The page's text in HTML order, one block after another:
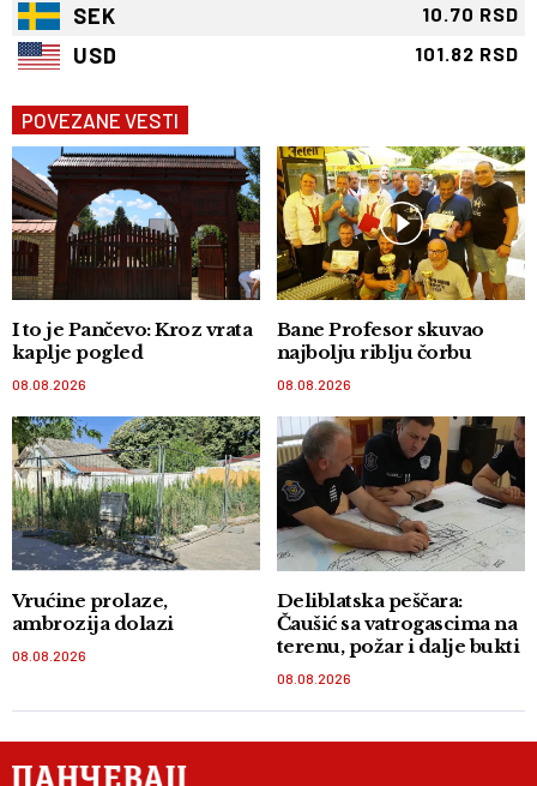
SEK 10.70 RSD
USD 101.82 RSD
POVEZANE VESTI
I to je Pančevo: Kroz vrata
kaplje pogled
08.08.2026
Bane Profesor skuvao
najbolju riblju čorbu
08.08.2026
Vrućine prolaze,
ambrozija dolazi
08.08.2026
Deliblatska peščara:
Čaušić sa vatrogascima na
terenu, požar i dalje bukti
08.08.2026